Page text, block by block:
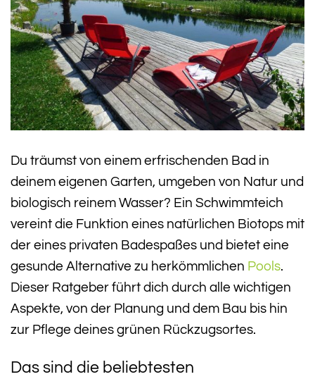
Du träumst von einem erfrischenden Bad in
deinem eigenen Garten, umgeben von Natur und
biologisch reinem Wasser? Ein Schwimmteich
vereint die Funktion eines natürlichen Biotops mit
der eines privaten Badespaßes und bietet eine
gesunde Alternative zu herkömmlichen Pools.
Dieser Ratgeber führt dich durch alle wichtigen
Aspekte, von der Planung und dem Bau bis hin
zur Pflege deines grünen Rückzugsortes.
Das sind die beliebtesten